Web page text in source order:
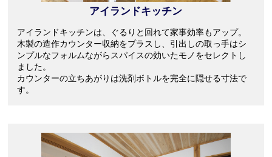
アイランドキッチン
アイランドキッチンは、ぐるりと回れて家事効率もアップ。
木製の造作カウンター収納をプラスし、引出しの取っ手はシ
ンプルなフォルムながらスパイスの効いたモノをセレクトし
ました。
カウンターの立ちあがりは洗剤ボトルを完全に隠せる寸法で
す。